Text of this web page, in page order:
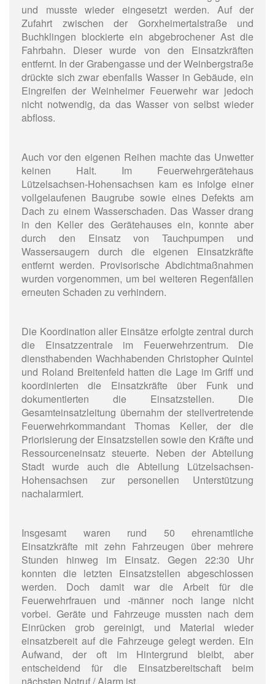
und musste wieder eingesetzt werden. Auf der
Zufahrt zwischen der Gorxheimertalstraße und
Buchklingen blockierte ein abgebrochener Ast die
Fahrbahn. Dieser wurde von den Einsatzkräften
entfernt. In der Grabengasse und der Weinbergstraße
drückte sich zwar ebenfalls Wasser in Gebäude, ein
Eingreifen der Weinheimer Feuerwehr war jedoch
nicht notwendig, da das Wasser von selbst wieder
abfloss.
Auch vor den eigenen Reihen machte das Unwetter
keinen Halt. Im Feuerwehrgerätehaus
Lützelsachsen-Hohensachsen kam es infolge einer
vollgelaufenen Baugrube sowie eines Defekts am
Dach zu einem Wasserschaden. Das Wasser drang
in den Keller des Gerätehauses ein, konnte aber
durch den Einsatz von Tauchpumpen und
Wassersaugern durch die eigenen Einsatzkräfte
entfernt werden. Provisorische Abdichtmaßnahmen
wurden vorgenommen, um bei weiteren Regenfällen
erneuten Schaden zu verhindern.
Die Koordination aller Einsätze erfolgte zentral durch
die Einsatzzentrale im Feuerwehrzentrum. Die
diensthabenden Wachhabenden Christopher Quintel
und Roland Breitenfeld hatten die Lage im Griff und
koordinierten die Einsatzkräfte über Funk und
dokumentierten die Einsatzstellen. Die
Gesamteinsatzleitung übernahm der stellvertretende
Feuerwehrkommandant Thomas Keller, der die
Priorisierung der Einsatzstellen sowie den Kräfte und
Ressourceneinsatz steuerte. Neben der Abteilung
Stadt wurde auch die Abteilung Lützelsachsen-
Hohensachsen zur personellen Unterstützung
nachalarmiert.
Insgesamt waren rund 50 ehrenamtliche
Einsatzkräfte mit zehn Fahrzeugen über mehrere
Stunden hinweg im Einsatz. Gegen 22:30 Uhr
konnten die letzten Einsatzstellen abgeschlossen
werden. Doch damit war die Arbeit für die
Feuerwehrfrauen und -männer noch lange nicht
vorbei. Geräte und Fahrzeuge mussten nach dem
Einrücken grob gereinigt, und Material wieder
einsatzbereit auf die Fahrzeuge gelegt werden. Ein
Aufwand, der oft im Hintergrund bleibt, aber
entscheidend für die Einsatzbereitschaft beim